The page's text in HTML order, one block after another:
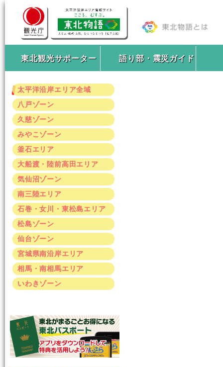
東北観光サポーター 語り部・震災ガイド
太平洋沿岸エリア全域
八戸ゾーン
久慈ゾーン
みやこゾーン
釜石エリア
大船渡・陸前高田エリア
気仙沼ゾーン
南三陸エリア
石巻・女川・東松島エリア
松島ゾーン
仙台ゾーン
宮城県南沿岸エリア
相馬・南相馬エリア
いわきゾーン